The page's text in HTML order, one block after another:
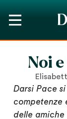
Noi
Darsi Pace
competenze
delle amiche